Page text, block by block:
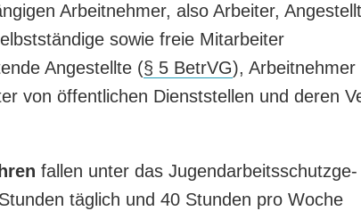
Ar­beit­neh­mer, also Ar­bei­ter,
sowie frei­e Mit­ar­bei­ter
An­ge­stell­te (§ 5 Be­trVG), Ar­beit­neh­mer
von öffent­li­chen Dienst­stel­len und deren
fallen unter das Ju­gend­ar­beits­schutz­ge­
täglich und 40 Stunden pro Woche